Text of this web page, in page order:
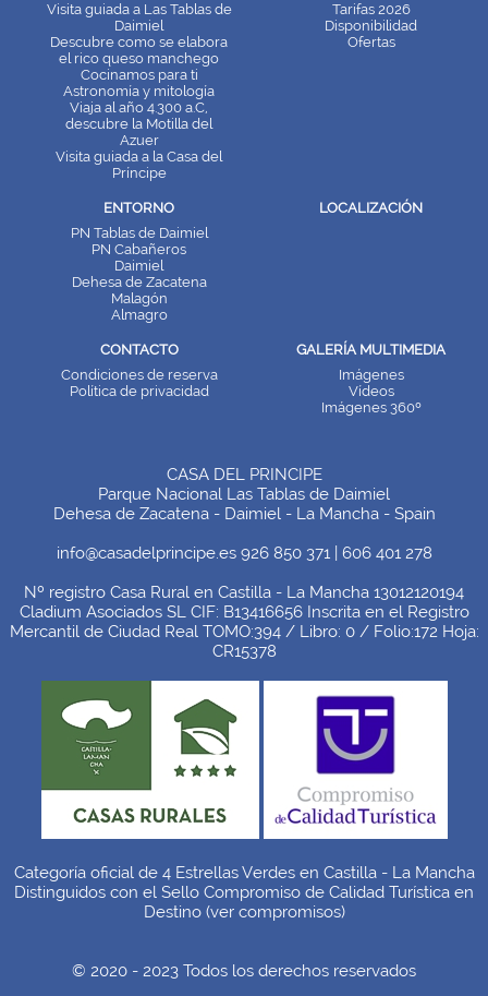
Visita guiada a Las Tablas de
Daimiel
Descubre como se elabora
el rico queso manchego
Cocinamos para ti
Astronomía y mitología
Viaja al año 4.300 a.C,
descubre la Motilla del
Azuer
Visita guiada a la Casa del
Príncipe
Tarifas 2026
Disponibilidad
Ofertas
ENTORNO
PN Tablas de Daimiel
PN Cabañeros
Daimiel
Dehesa de Zacatena
Malagón
Almagro
LOCALIZACIÓN
CONTACTO
Condiciones de reserva
Política de privacidad
GALERÍA MULTIMEDIA
Imágenes
Vídeos
Imágenes 360º
CASA DEL PRINCIPE
Parque Nacional Las Tablas de Daimiel
Dehesa de Zacatena - Daimiel - La Mancha - Spain
info@casadelprincipe.es 926 850 371 | 606 401 278
Nº registro Casa Rural en Castilla - La Mancha 13012120194
Cladium Asociados SL CIF: B13416656 Inscrita en el Registro
Mercantil de Ciudad Real TOMO:394 / Libro: 0 / Folio:172 Hoja:
CR15378
Categoría oficial de 4 Estrellas Verdes en Castilla - La Mancha
Distinguidos con el Sello Compromiso de Calidad Turística en
Destino (ver compromisos)
© 2020 - 2023 Todos los derechos reservados